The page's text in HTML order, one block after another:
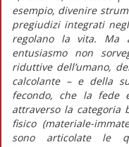
esempio, divenire
pregiudizi integrati
regolano la vita. Ma
entusiasmo non
riduttive dell’umano,
calcolante – e della
fecondo, che la fede
attraverso la categoria
fisico (materiale-
sono articolate le